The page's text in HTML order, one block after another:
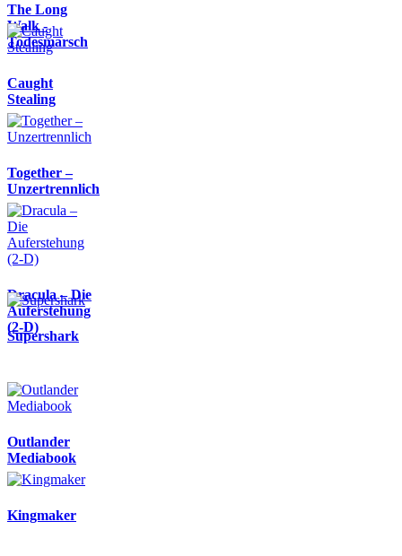
The Long
Walk -
Todesmarsch
Caught
Stealing
Together –
Unzertrennlich
Dracula – Die
Auferstehung
(2-D)
Supershark
Outlander
Mediabook
Kingmaker